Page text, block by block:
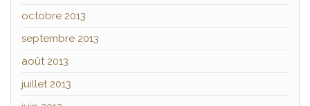
octobre 2013
septembre 2013
août 2013
juillet 2013